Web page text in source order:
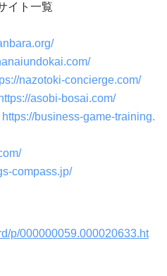
イト一覧
nazotoki-concierge.com/
https://asobi-bosai.com/
https://business-game-training.
compass.jp/
p/000000059.000020633.ht